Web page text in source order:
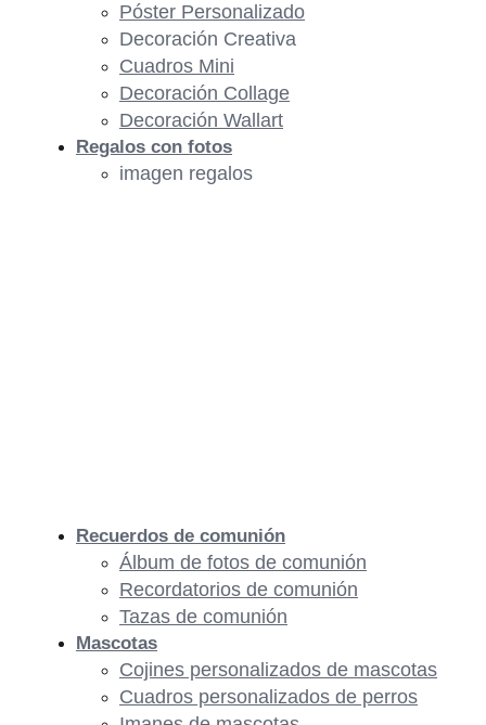
Póster Personalizado
Decoración Creativa
Cuadros Mini
Decoración Collage
Decoración Wallart
Regalos con fotos
imagen regalos
Recuerdos de comunión
Álbum de fotos de comunión
Recordatorios de comunión
Tazas de comunión
Mascotas
Cojines personalizados de mascotas
Cuadros personalizados de perros